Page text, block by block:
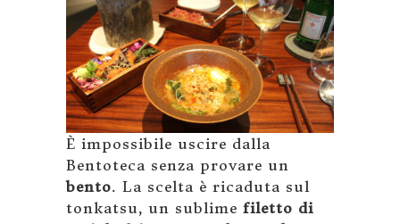
È impossibile uscire dalla
Bentoteca senza provare un
bento. La scelta è ricaduta sul
tonkatsu, un sublime filetto di